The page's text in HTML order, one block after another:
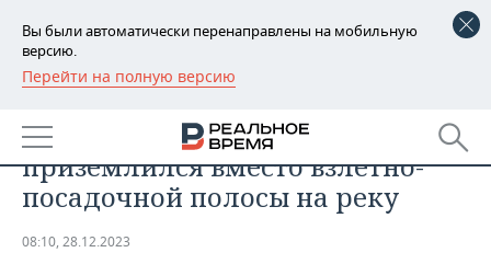
Вы были автоматически перенаправлены на мобильную
версию.
Перейти на полную версию
РЕГИОНЫ
БАШКОРТОСТАН
ТАТАРСТАН
НОВОСТИ
АНАЛИТИКА
В Якутии пассажирский самолет
приземлился вместо взлетно-
посадочной полосы на реку
08:10, 28.12.2023